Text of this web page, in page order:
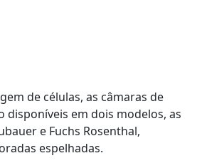
de células, as câmaras de
disponíveis em dois modelos, as
e Fuchs Rosenthal,
espelhadas.